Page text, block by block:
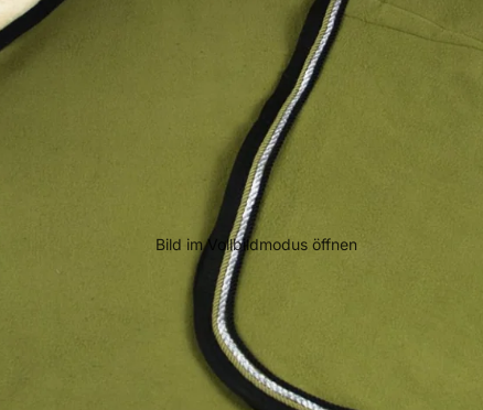
Bild im Vollbildmodus öffnen